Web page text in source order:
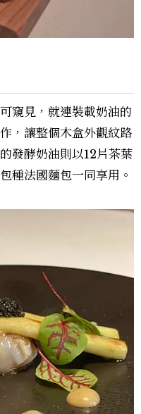
窺見，就連裝載奶油的
，讓整個木盒外觀紋路
發酵奶油則以12片茶葉
種法國麵包一同享用。